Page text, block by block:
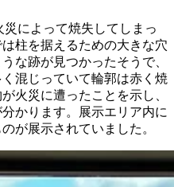
災によって焼失してしまっ
柱を据えるための大きな穴
な跡が見つかったそうで、
混じっていて輪郭は赤く焼
火災に遭ったことを示し、
かります。展示エリア内に
が展示されていました。